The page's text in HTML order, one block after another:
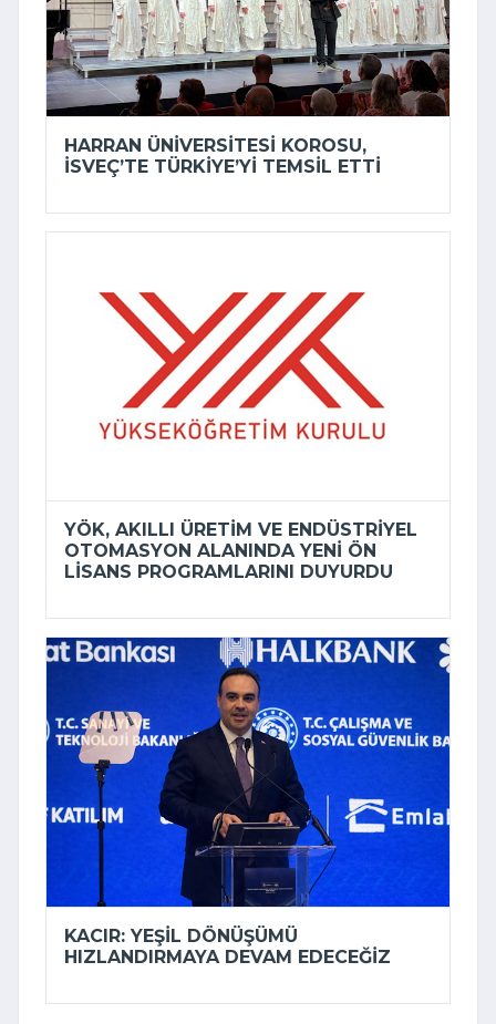
HARRAN ÜNIVERSITESI KOROSU,
İSVEÇ’TE TÜRKIYE’YI TEMSIL ETTI
YÖK, AKILLI ÜRETIM VE ENDÜSTRIYEL
OTOMASYON ALANINDA YENI ÖN
LISANS PROGRAMLARINI DUYURDU
KACIR: YEŞIL DÖNÜŞÜMÜ
HIZLANDIRMAYA DEVAM EDECEĞIZ